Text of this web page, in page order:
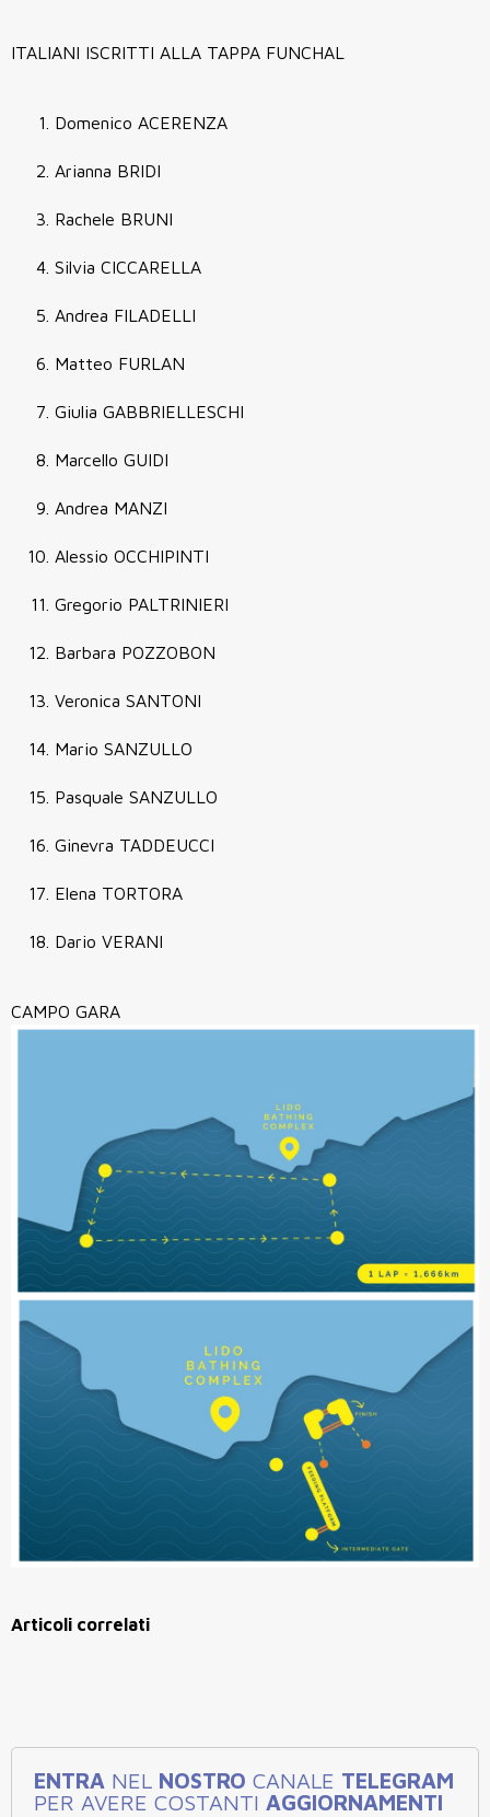
ITALIANI ISCRITTI ALLA TAPPA FUNCHAL
Domenico ACERENZA
Arianna BRIDI
Rachele BRUNI
Silvia CICCARELLA
Andrea FILADELLI
Matteo FURLAN
Giulia GABBRIELLESCHI
Marcello GUIDI
Andrea MANZI
Alessio OCCHIPINTI
Gregorio PALTRINIERI
Barbara POZZOBON
Veronica SANTONI
Mario SANZULLO
Pasquale SANZULLO
Ginevra TADDEUCCI
Elena TORTORA
Dario VERANI
CAMPO GARA
Articoli correlati
ENTRA NEL NOSTRO CANALE TELEGRAM
PER AVERE COSTANTI AGGIORNAMENTI